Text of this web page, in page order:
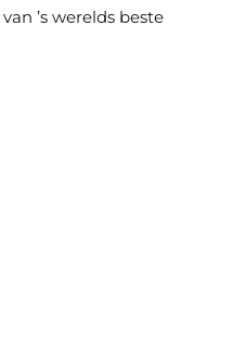
’s werelds beste